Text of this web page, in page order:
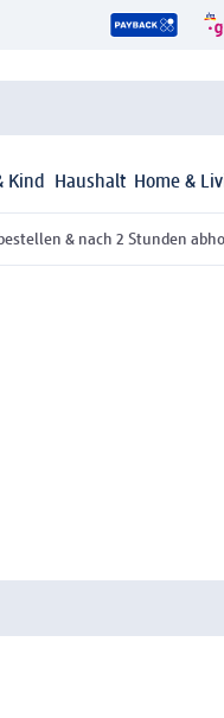
Kind Haushalt Home &
& nach 2 Stunden